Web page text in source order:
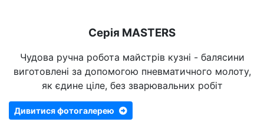
Серія MASTERS
Чудова ручна робота майстрів кузні - балясини
виготовлені за допомогою пневматичного молоту,
як єдине ціле, без зварювальних робіт
Дивитися фотогалерею